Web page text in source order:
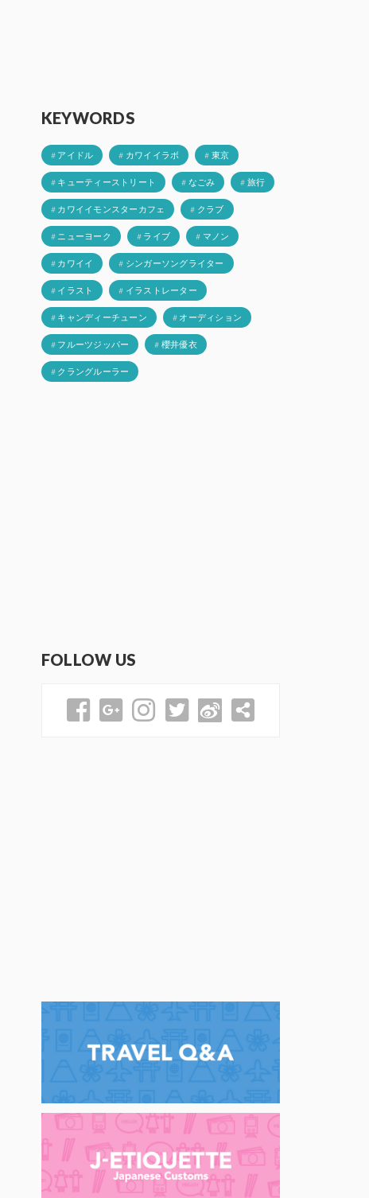
KEYWORDS
# アイドル # カワイイラボ # 東京
# キューティーストリート # なごみ # 旅行
# カワイイモンスターカフェ # クラブ
# ニューヨーク # ライブ # マノン
# カワイイ # シンガーソングライター
# イラスト # イラストレーター
# キャンディーチューン # オーディション
# フルーツジッパー # 櫻井優衣
# クラングルーラー
FOLLOW US